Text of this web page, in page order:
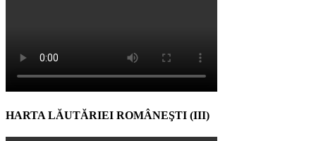
HARTA LĂUTĂRIEI ROMÂNEŞTI (III)